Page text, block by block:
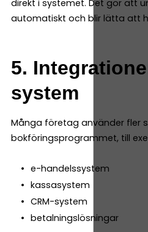
direkt i systemet. Det gör att
automatiskt och blir lätta att
5.
system
Många företag använder fler
bokföringsprogrammet, till
e-handelssystem
kassasystem
CRM-system
betalningslösningar